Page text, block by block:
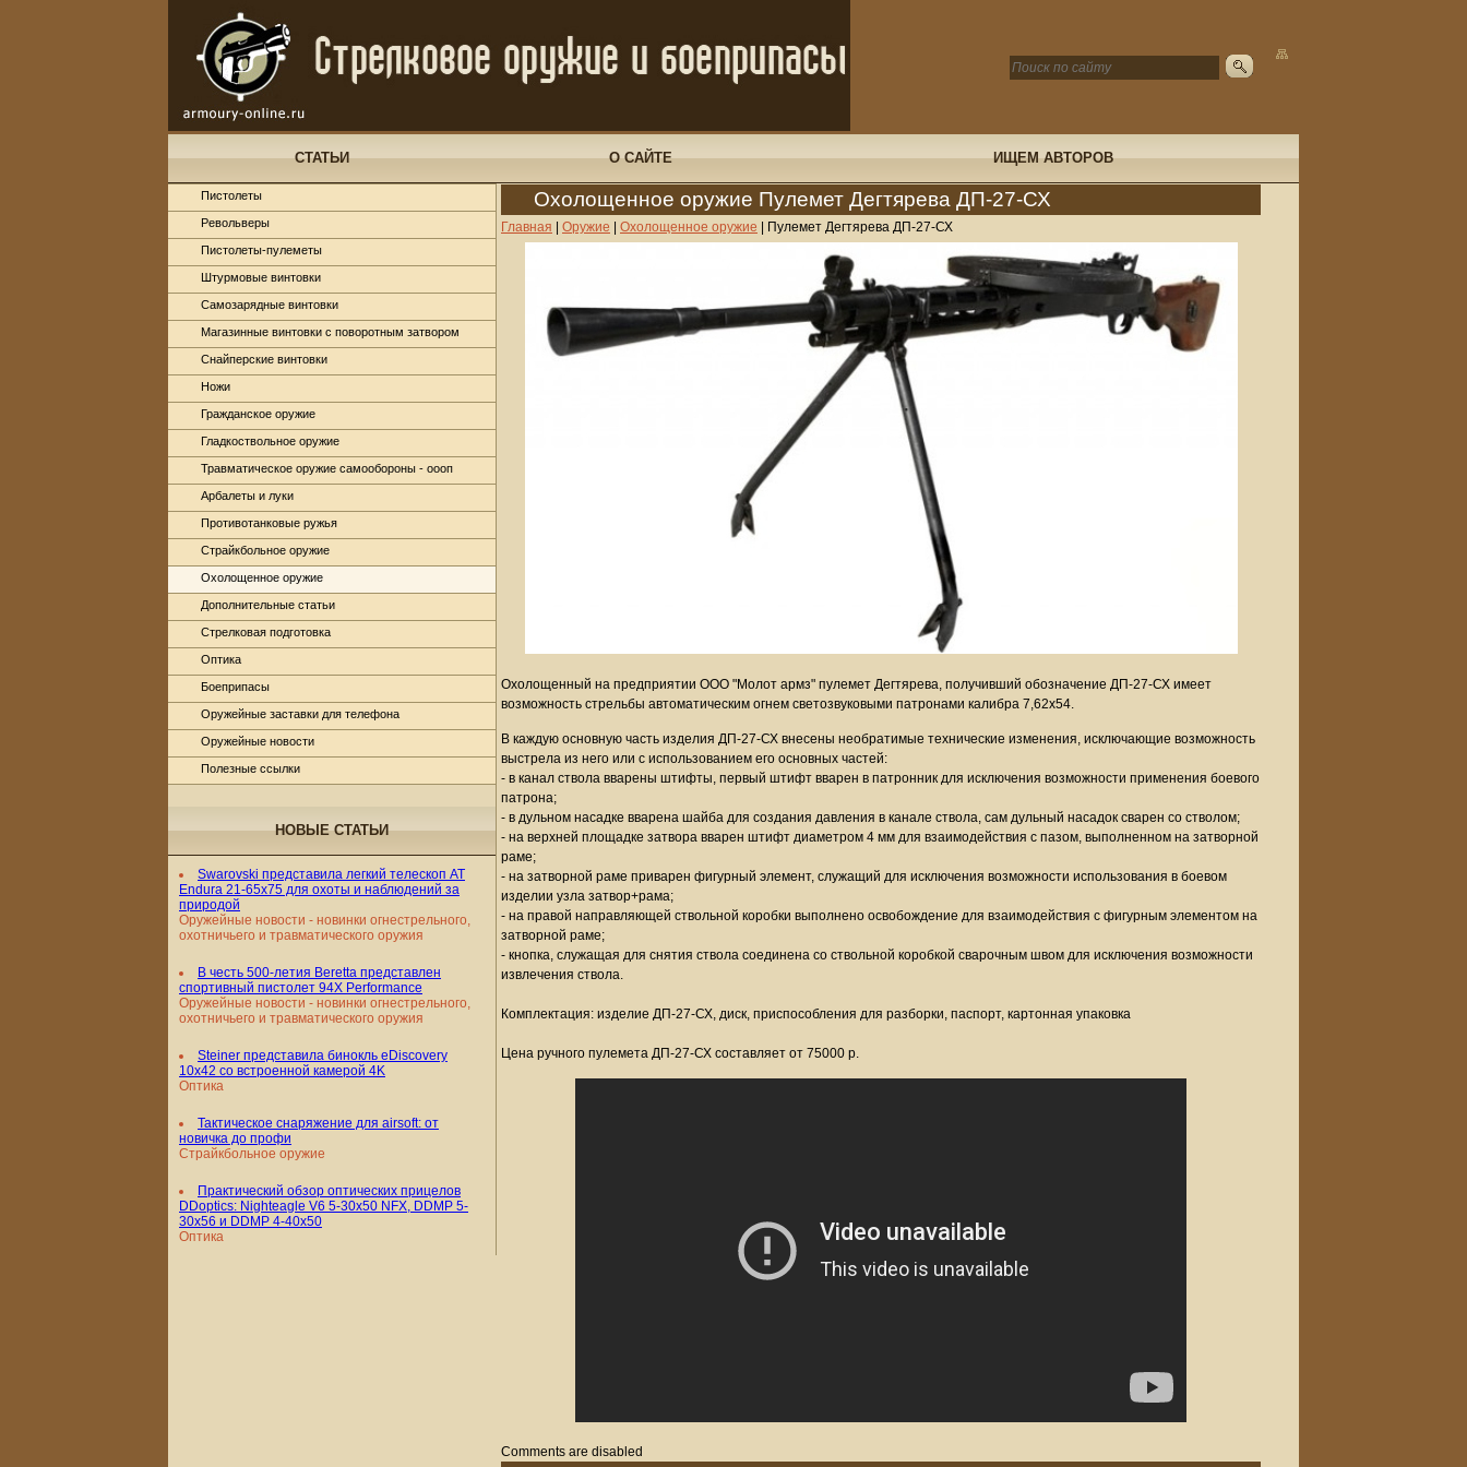
СТАТЬИ О САЙТЕ ИЩЕМ АВТОРОВ
Охолощенное оружие Пулемет Дегтярева ДП-27-СХ
Главная Оружие Охолощенное оружие Пулемет Дегтярева ДП-27-СХ
Охолощенный на предприятии ООО "Молот армз" пулемет Дегтярева, получивший обозначение ДП-27-СХ имеет
возможность стрельбы автоматическим огнем светозвуковыми патронами калибра 7,62х54.
В каждую основную часть изделия ДП-27-СХ внесены необратимые технические изменения, исключающие возможность
выстрела из него или с использованием его основных частей:
- в канал ствола вварены штифты, первый штифт вварен в патронник для исключения возможности применения боевого
патрона;
- в дульном насадке вварена шайба для создания давления в канале ствола, сам дульный насадок сварен со стволом;
- на верхней площадке затвора вварен штифт диаметром 4 мм для взаимодействия с пазом, выполненном на затворной
раме;
- на затворной раме приварен фигурный элемент, служащий для исключения возможности использования в боевом
изделии узла затвор+рама;
- на правой направляющей ствольной коробки выполнено освобождение для взаимодействия с фигурным элементом на
затворной раме;
- кнопка, служащая для снятия ствола соединена со ствольной коробкой сварочным швом для исключения возможности
извлечения ствола.
Комплектация: изделие ДП-27-СХ, диск, приспособления для разборки, паспорт, картонная упаковка
Цена ручного пулемета ДП-27-СХ составляет от 75000 р.
Comments are disabled
Пистолеты
Револьверы
Пистолеты-пулеметы
Штурмовые винтовки
Самозарядные винтовки
Магазинные винтовки с поворотным затвором
Снайперские винтовки
Ножи
Гражданское оружие
Гладкоствольное оружие
Травматическое оружие самообороны - оооп
Арбалеты и луки
Противотанковые ружья
Страйкбольное оружие
Охолощенное оружие
Дополнительные статьи
Стрелковая подготовка
Оптика
Боеприпасы
Оружейные заставки для телефона
Оружейные новости
Полезные ссылки
НОВЫЕ СТАТЬИ
Swarovski представила легкий телескоп AT
Endura 21-65x75 для охоты и наблюдений за
природой
Оружейные новости - новинки огнестрельного,
охотничьего и травматического оружия
В честь 500-летия Beretta представлен
спортивный пистолет 94X Performance
Оружейные новости - новинки огнестрельного,
охотничьего и травматического оружия
Steiner представила бинокль eDiscovery
10x42 со встроенной камерой 4K
Оптика
Тактическое снаряжение для airsoft: от
новичка до профи
Страйкбольное оружие
Практический обзор оптических прицелов
DDoptics: Nighteagle V6 5-30x50 NFX, DDMP 5-
30x56 и DDMP 4-40x50
Оптика